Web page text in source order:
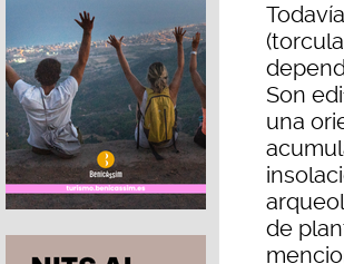
Son
una
de